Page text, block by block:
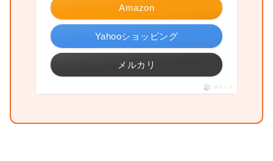
Amazon
Yahooショッピング
メルカリ
ポチップ